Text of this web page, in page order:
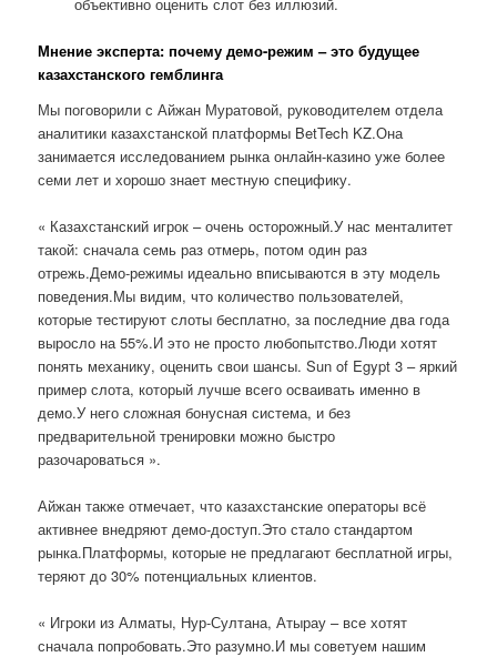
Мнение эксперта: почему демо-режим – это будущее
казахстанского гемблинга
Мы поговорили с Айжан Муратовой, руководителем отдела
аналитики казахстанской платформы BetTech KZ.Она
занимается исследованием рынка онлайн-казино уже более
семи лет и хорошо знает местную специфику.
« Казахстанский игрок – очень осторожный.У нас менталитет
такой: сначала семь раз отмерь, потом один раз
отрежь.Демо-режимы идеально вписываются в эту модель
поведения.Мы видим, что количество пользователей,
которые тестируют слоты бесплатно, за последние два года
выросло на 55%.И это не просто любопытство.Люди хотят
понять механику, оценить свои шансы. Sun of Egypt 3 – яркий
пример слота, который лучше всего осваивать именно в
демо.У него сложная бонусная система, и без
предварительной тренировки можно быстро
разочароваться ».
Айжан также отмечает, что казахстанские операторы всё
активнее внедряют демо-доступ.Это стало стандартом
рынка.Платформы, которые не предлагают бесплатной игры,
теряют до 30% потенциальных клиентов.
« Игроки из Алматы, Нур-Султана, Атырау – все хотят
сначала попробовать.Это разумно.И мы советуем нашим